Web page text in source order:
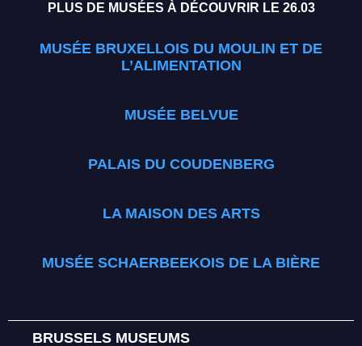
PLUS DE MUSÉES À DÉCOUVRIR LE 26.03
MUSÉE BRUXELLOIS DU MOULIN ET DE
L’ALIMENTATION
MUSÉE BELVUE
PALAIS DU COUDENBERG
LA MAISON DES ARTS
MUSÉE SCHAERBEEKOIS DE LA BIÈRE
BRUSSELS MUSEUMS